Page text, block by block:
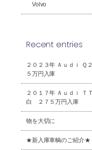
Volvo
Recent entries
２０２３年 Ａｕｄｉ
５万円入庫
２０１７年 Ａｕｄｉ
白 ２７５万円入庫
物を大切に
★新入庫車輌のご紹介★